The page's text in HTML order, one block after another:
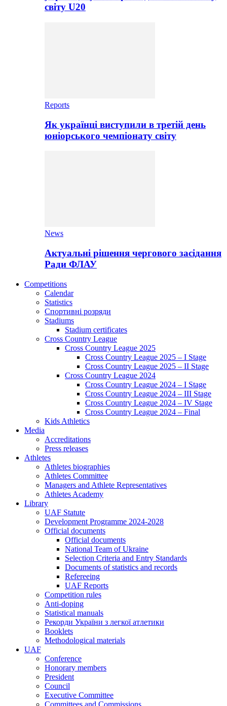
світу U20
Reports
Як українці виступили в третій день
юніорського чемпіонату світу
News
Актуальні рішення чергового засідання
Ради ФЛАУ
Competitions
Calendar
Statistics
Спортивні розряди
Stadiums
Stadium certificates
Cross Country League
Cross Country League 2025
Cross Country League 2025 – I Stage
Cross Country League 2025 – II Stage
Cross Country League 2024
Cross Country League 2024 – I Stage
Cross Country League 2024 – III Stage
Cross Country League 2024 – IV Stage
Cross Country League 2024 – Final
Kids Athletics
Media
Accreditations
Press releases
Athletes
Athletes biographies
Athletes Committee
Managers and Athlete Representatives
Athletes Academy
Library
UAF Statute
Development Programme 2024-2028
Official documents
Official documents
National Team of Ukraine
Selection Criteria and Entry Standards
Documents of statistics and records
Refereeing
UAF Reports
Competition rules
Anti-doping
Statistical manuals
Рекорди України з легкої атлетики
Booklets
Methodological materials
UAF
Conference
Honorary members
President
Council
Executive Committee
Committees and Commissions